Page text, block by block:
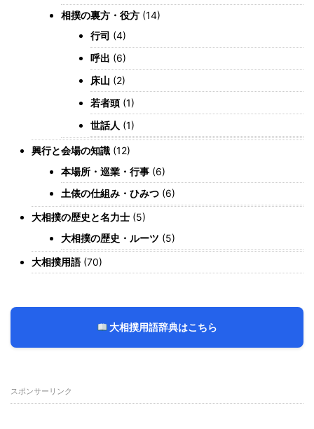
相撲の裏方・役方 (14)
行司 (4)
呼出 (6)
床山 (2)
若者頭 (1)
世話人 (1)
興行と会場の知識 (12)
本場所・巡業・行事 (6)
土俵の仕組み・ひみつ (6)
大相撲の歴史と名力士 (5)
大相撲の歴史・ルーツ (5)
大相撲用語 (70)
大相撲用語辞典はこちら
スポンサーリンク